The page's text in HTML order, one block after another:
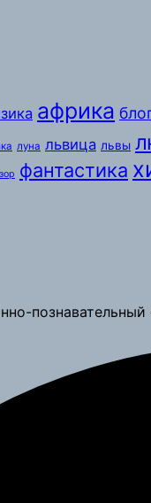
африка
луна львица львы
фантастика
познавательный